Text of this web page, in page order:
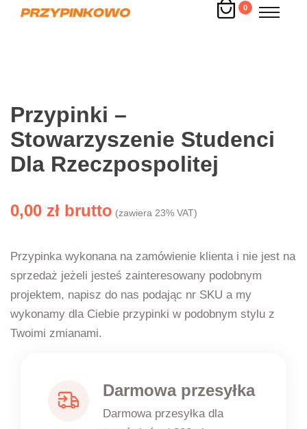
0
Przypinki –
Stowarzyszenie Studenci
Dla Rzeczpospolitej
0,00 zł (zawiera 23% VAT)
Przypinka wykonana na zamówienie klienta i nie jest na
sprzedaż jeżeli jesteś zainteresowany podobnym
projektem, napisz do nas podając nr SKU a my
wykonamy dla Ciebie przypinki w podobnym stylu z
Twoimi zmianami.
Darmowa przesyłka
Darmowa przesyłka dla